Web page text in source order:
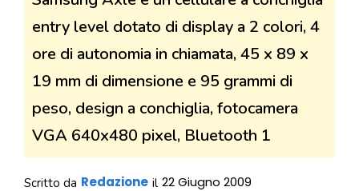
entry level dotato di display a 2 colori, 4
ore di autonomia in chiamata, 45 x 89 x
19 mm di dimensione e 95 grammi di
peso, design a conchiglia, fotocamera
VGA 640x480 pixel, Bluetooth 1
Scritto da Redazione il 22 Giugno 2009